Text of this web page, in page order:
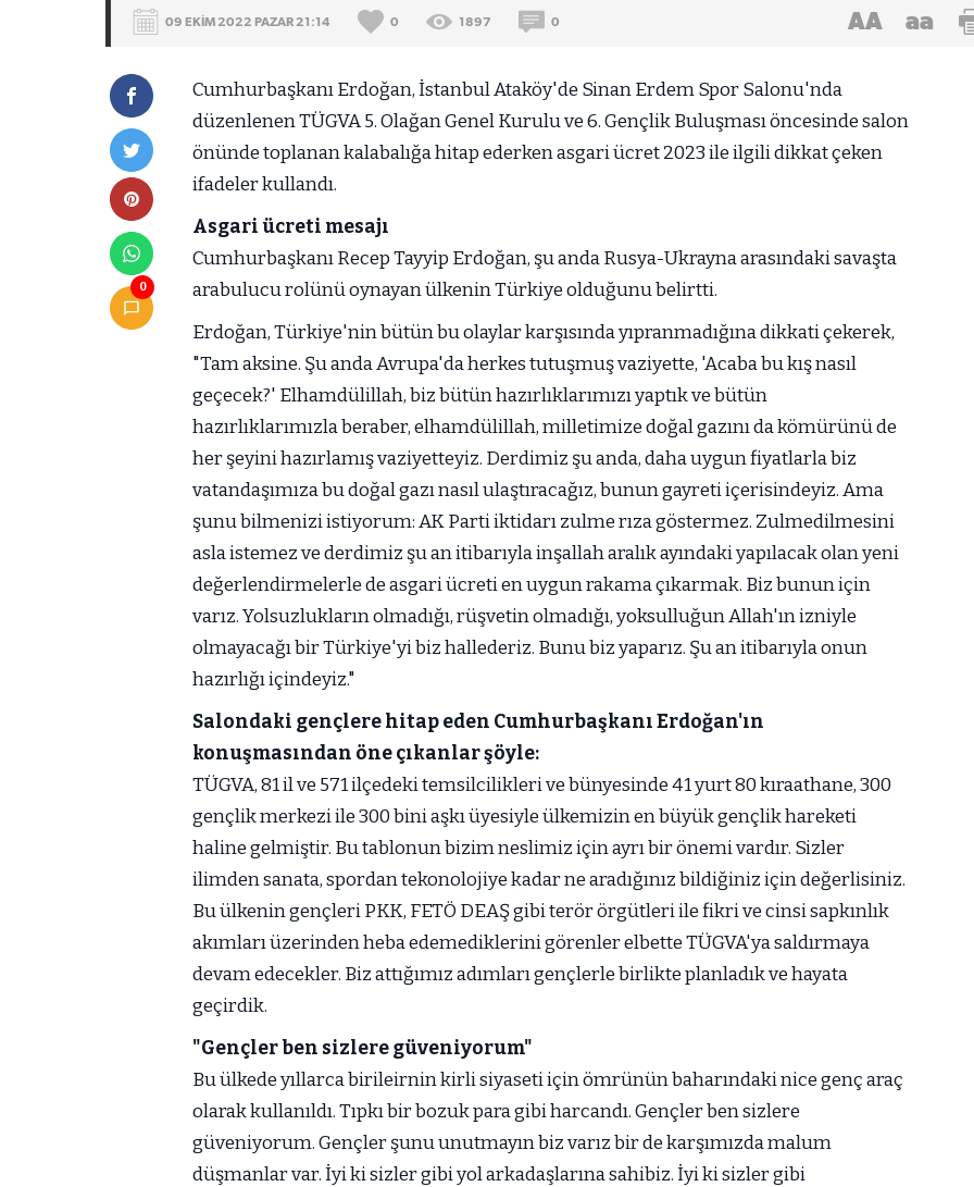
09 EKİM 2022 PAZAR 21:14 0 1897 0 AA aa
0
Cumhurbaşkanı Erdoğan, İstanbul Ataköy'de Sinan Erdem Spor Salonu'nda
düzenlenen TÜGVA 5. Olağan Genel Kurulu ve 6. Gençlik Buluşması öncesinde salon
önünde toplanan kalabalığa hitap ederken asgari ücret 2023 ile ilgili dikkat çeken
ifadeler kullandı.
Asgari ücreti mesajı
Cumhurbaşkanı Recep Tayyip Erdoğan, şu anda Rusya-Ukrayna arasındaki savaşta
arabulucu rolünü oynayan ülkenin Türkiye olduğunu belirtti.
Erdoğan, Türkiye'nin bütün bu olaylar karşısında yıpranmadığına dikkati çekerek,
"Tam aksine. Şu anda Avrupa'da herkes tutuşmuş vaziyette, 'Acaba bu kış nasıl
geçecek?' Elhamdülillah, biz bütün hazırlıklarımızı yaptık ve bütün
hazırlıklarımızla beraber, elhamdülillah, milletimize doğal gazını da kömürünü de
her şeyini hazırlamış vaziyetteyiz. Derdimiz şu anda, daha uygun fiyatlarla biz
vatandaşımıza bu doğal gazı nasıl ulaştıracağız, bunun gayreti içerisindeyiz. Ama
şunu bilmenizi istiyorum: AK Parti iktidarı zulme rıza göstermez. Zulmedilmesini
asla istemez ve derdimiz şu an itibarıyla inşallah aralık ayındaki yapılacak olan yeni
değerlendirmelerle de asgari ücreti en uygun rakama çıkarmak. Biz bunun için
varız. Yolsuzlukların olmadığı, rüşvetin olmadığı, yoksulluğun Allah'ın izniyle
olmayacağı bir Türkiye'yi biz hallederiz. Bunu biz yaparız. Şu an itibarıyla onun
hazırlığı içindeyiz."
Salondaki gençlere hitap eden Cumhurbaşkanı Erdoğan'ın
konuşmasından öne çıkanlar şöyle:
TÜGVA, 81 il ve 571 ilçedeki temsilcilikleri ve bünyesinde 41 yurt 80 kıraathane, 300
gençlik merkezi ile 300 bini aşkı üyesiyle ülkemizin en büyük gençlik hareketi
haline gelmiştir. Bu tablonun bizim neslimiz için ayrı bir önemi vardır. Sizler
ilimden sanata, spordan tekonolojiye kadar ne aradığınız bildiğiniz için değerlisiniz.
Bu ülkenin gençleri PKK, FETÖ DEAŞ gibi terör örgütleri ile fikri ve cinsi sapkınlık
akımları üzerinden heba edemediklerini görenler elbette TÜGVA'ya saldırmaya
devam edecekler. Biz attığımız adımları gençlerle birlikte planladık ve hayata
geçirdik.
"Gençler ben sizlere güveniyorum"
Bu ülkede yıllarca birileirnin kirli siyaseti için ömrünün baharındaki nice genç araç
olarak kullanıldı. Tıpkı bir bozuk para gibi harcandı. Gençler ben sizlere
güveniyorum. Gençler şunu unutmayın biz varız bir de karşımızda malum
düşmanlar var. İyi ki sizler gibi yol arkadaşlarına sahibiz. İyi ki sizler gibi